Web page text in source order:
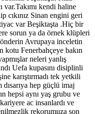
var.Takımı kendi haline
cıkınız Sinan engini geri
var Beşiktaşta .Hiç bir
sorun ya da örnek klüpleri
Avrupaya inceletin
kotu Fenerbahçeye bakın
neleri yanlış
Uefa kupasını disiplinli
karıştırmadı tek yetkili
dısarıya hep güçlü imaj
hepsi aynı yaş grubu ve
ac insanlardı ve
rekorumuza son